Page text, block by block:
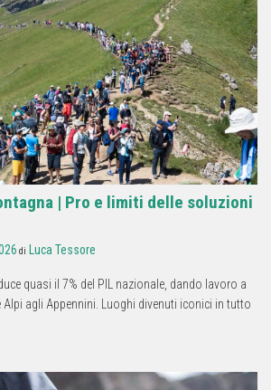
| Pro e limiti delle soluzioni
di Luca Tessore
quasi il 7% del PIL nazionale, dando lavoro a
agli Appennini. Luoghi divenuti iconici in tutto